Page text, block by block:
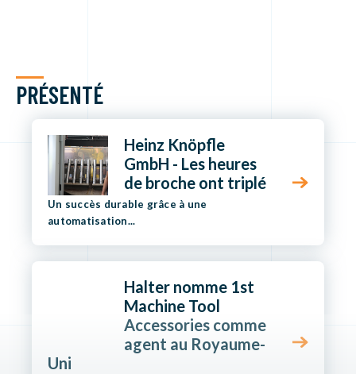
PRÉSENTÉ
Heinz Knöpfle
GmbH - Les heures
de broche ont triplé
Un succès durable grâce à une
automatisation...
Halter nomme 1st
Machine Tool
Accessories comme
agent au Royaume-
Uni